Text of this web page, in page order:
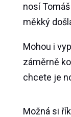
nosí
měkký
Mohou i
záměrně
chcete je
Možná si